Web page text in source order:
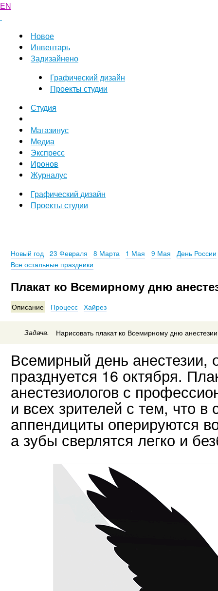
EN
Новое
Инвентарь
Задизайнено
Графический дизайн
Проекты студии
Студия
Магазинус
Медиа
Экспресс
Иронов
Журналус
Графический дизайн
Проекты студии
Новый год 23 Февраля 8 Марта 1 Мая 9 Мая
День России
Все остальные праздники
Плакат ко Всемирному дню
Описание Процесс Хайрез
Задача. Нарисовать плакат ко Всемирному дню
Всемирный день анестезии,
празднуется 16 октября.
анестезиологов с
и всех зрителей с тем, что
аппендициты оперируются
а зубы сверлятся легко и